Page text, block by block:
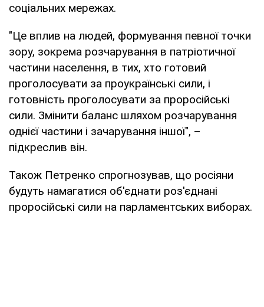
соціальних мережах.
"Це вплив на людей, формування певної точки
зору, зокрема розчарування в патріотичної
частини населення, в тих, хто готовий
проголосувати за проукраїнські сили, і
готовність проголосувати за проросійські
сили. Змінити баланс шляхом розчарування
однієї частини і зачарування іншої", –
підкреслив він.
Також Петренко спрогнозував, що росіяни
будуть намагатися об'єднати роз'єднані
проросійські сили на парламентських виборах.